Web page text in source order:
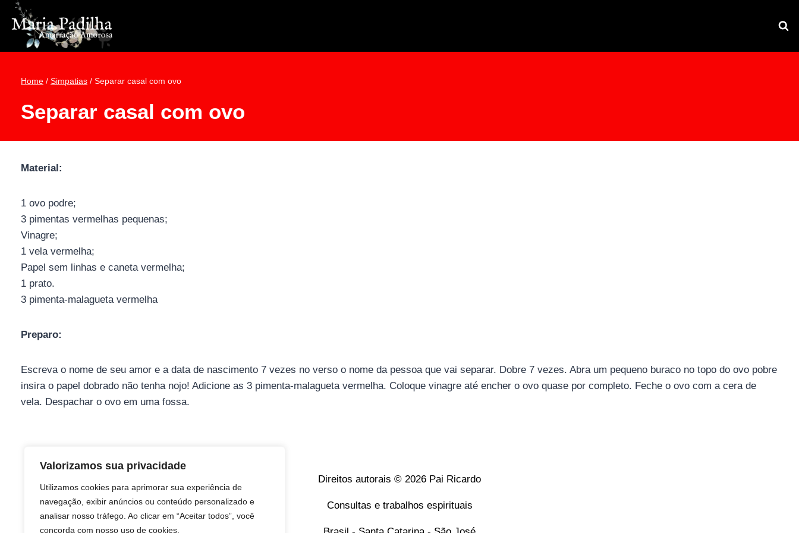
Valorizamos sua privacidade
Utilizamos cookies para aprimorar sua experiência de
navegação, exibir anúncios ou conteúdo personalizado e
analisar nosso tráfego. Ao clicar em “Aceitar todos”, você
concorda com nosso uso de cookies.
Pular
para
Conteúdo
Home / Simpatias / Separar casal com ovo
Separar casal com ovo
Material:
1 ovo podre;
3 pimentas vermelhas pequenas;
Vinagre;
1 vela vermelha;
Papel sem linhas e caneta vermelha;
1 prato.
3 pimenta-malagueta vermelha
Preparo:
Escreva o nome de seu amor e a data de nascimento 7 vezes no verso o nome da pessoa que vai separar. Dobre 7 vezes. Abra um pequeno buraco no topo do ovo pobre
insira o papel dobrado não tenha nojo! Adicione as 3 pimenta-malagueta vermelha. Coloque vinagre até encher o ovo quase por completo. Feche o ovo com a cera de
vela. Despachar o ovo em uma fossa.
Direitos autorais © 2026 Pai Ricardo
Consultas e trabalhos espirituais